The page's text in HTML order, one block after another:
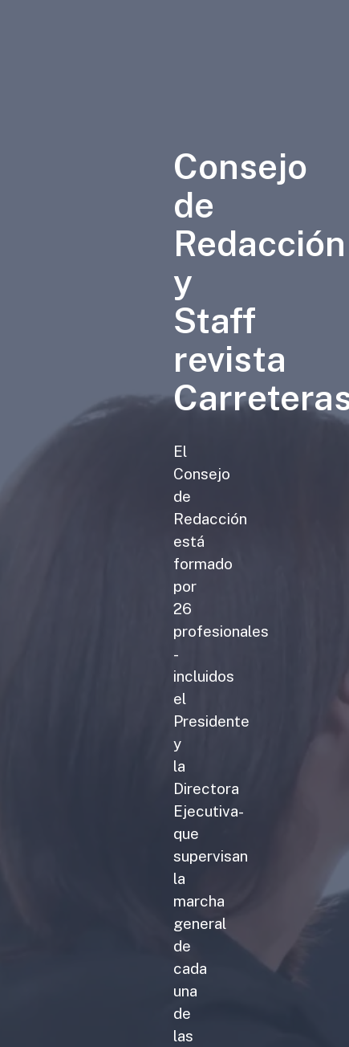
Consejo
de
Redacción
y
Staff
revista
El
Consejo
de
Redacción
está
formado
por
26
profesionales
-
incluidos
el
Presidente
y
la
Directora
Ejecutiva-
que
supervisan
la
marcha
general
de
cada
una
de
las